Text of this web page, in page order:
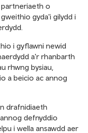
partneriaeth o
gyda'i gilydd i
i gyflawni newid
a'r rhanbarth
rhwng bysiau,
a beicio ac annog
drafnidiaeth
defnyddio
i wella ansawdd aer